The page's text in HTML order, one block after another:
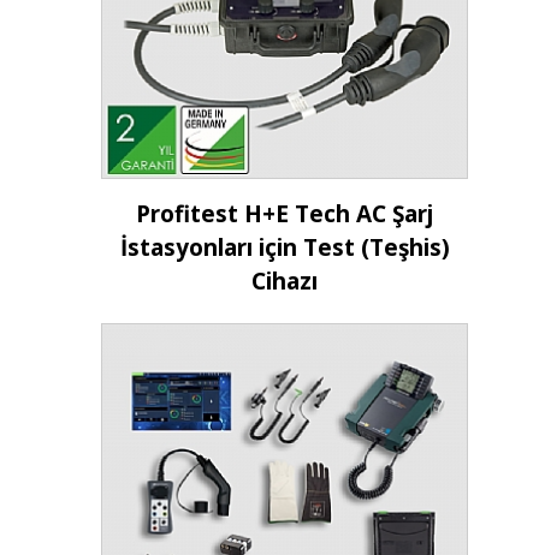
İncele
Profitest H+E Tech AC Şarj
İstasyonları için Test (Teşhis)
Cihazı